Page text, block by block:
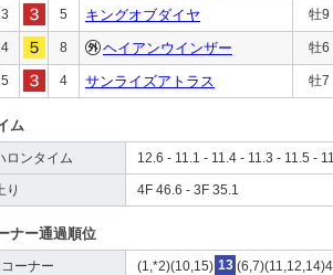
5 キングオブダイヤ 牡9
8 ヘイアンウインザー 牡6
4 サンライズアトラス 牡7
ム
ロンタイム 12.6 - 11.1 - 11.4 - 11.3 - 11.5 -
り 4F 46.6 - 3F 35.1
ナー通過順位
ーナー (1,*2)(10,15) 13